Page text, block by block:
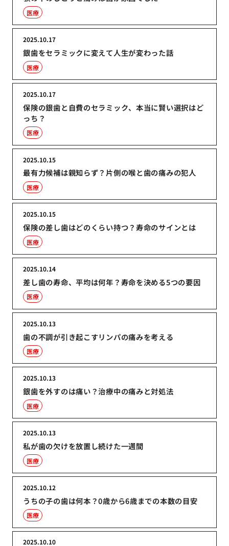
医療
銀歯をセラミックに変えて人生が変わった話
2025.10.17
医療
保険の銀歯と自費のセラミック、本当に賢い選択はど
っち？
2025.10.17
医療
最有力候補は親知らず？片側の喉と歯の痛みの犯人
2025.10.15
医療
保険の差し歯はどのくらい持つ？寿命のサインとは
2025.10.15
医療
差し歯の寿命、平均は何年？寿命を決める5つの要因
2025.10.14
医療
歯の不調が引き起こすリンパの痛みを考える
2025.10.13
医療
銀歯を外すのは痛い？治療中の痛みと対処法
2025.10.13
医療
私が歯の欠けを放置し続けた一週間
2025.10.13
医療
うちの子の歯は何本？0歳から6歳までの本数の目安
2025.10.12
医療
2025.10.10